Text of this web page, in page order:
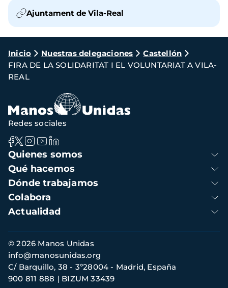
Ajuntament de Vila-Real
Ruta
de
navegación
Inicio Nuestras delegaciones
Castellón
FIRA DE LA SOLIDARITAT I EL VOLUNTARIAT A VILA-
REAL
Navegación
principal
Quienes somos
Qué hacemos
Dónde trabajamos
Colabora
Actualidad
Redes sociales
Información
de
contacto
© 2026 Manos Unidas
C/ Barquillo, 38 - 3º28004 - Madrid, España
900 811 888
BIZUM 33439
info@manosunidas.org